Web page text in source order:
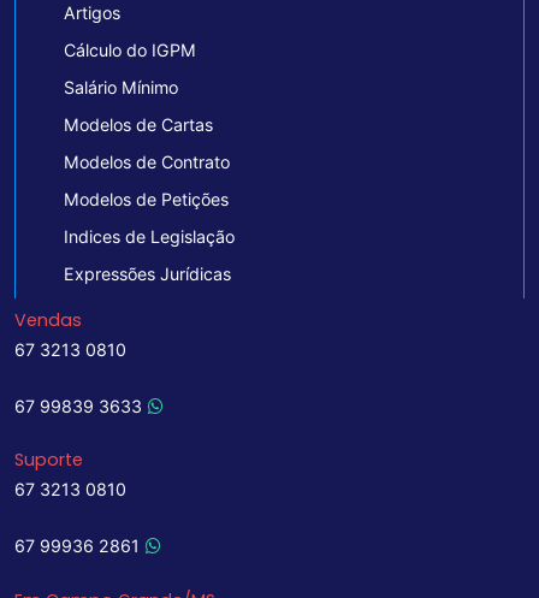
Artigos
Cálculo do IGPM
Salário Mínimo
Modelos de Cartas
Modelos de Contrato
Modelos de Petições
Indices de Legislação
Expressões Jurídicas
Vendas
67 3213 0810
67 99839 3633
Suporte
67 3213 0810
67 99936 2861